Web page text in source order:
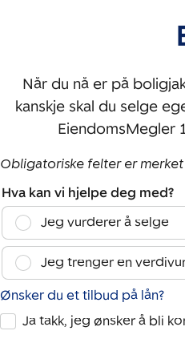
Når du nå er på
kanskje skal du selge
EiendomsMegler
Obligatoriske felter er
Hva kan vi hjelpe deg med?
Jeg vurderer å selge
Jeg trenger en
Ønsker du et tilbud på lån?
Ja takk, jeg ønsker å bli